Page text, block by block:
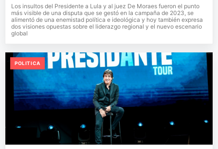
Los insultos del Presidente a Lula y al juez De Moraes fueron el punto
más visible de una disputa que se gestó en la campaña de 2023, se
alimentó de una enemistad política e ideológica y hoy también expresa
dos visiones opuestas sobre el liderazgo regional y el nuevo escenario
global
POLITICA